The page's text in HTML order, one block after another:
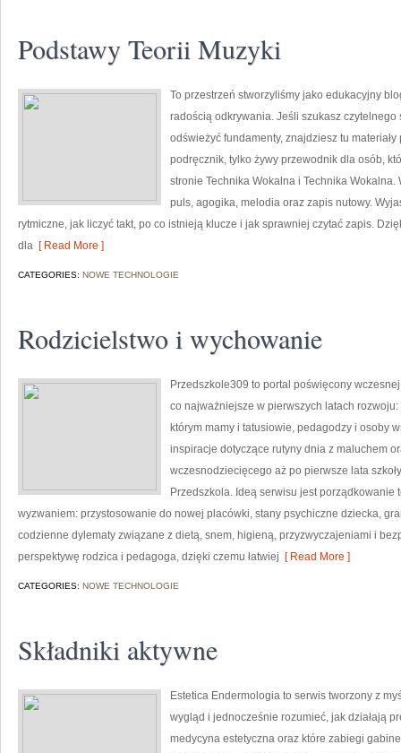
Podstawy Teorii Muzyki
To przestrzeń stworzyliśmy jako edukacyjny
radością odkrywania. Jeśli szukasz
odświeżyć fundamenty, znajdziesz tu
podręcznik, tylko żywy przewodnik dla osób,
stronie Technika Wokalna i Technika
puls, agogika, melodia oraz zapis nutowy.
rytmiczne, jak liczyć takt, po co istnieją klucze i jak sprawniej czytać zapis.
dla [ Read More ]
CATEGORIES: NOWE TECHNOLOGIE
Rodzicielstwo i wychowanie
Przedszkole309 to portal poświęcony
co najważniejsze w pierwszych latach
którym mamy i tatusiowie, pedagodzy i osoby
inspiracje dotyczące rutyny dnia z maluchem
wczesnodziecięcego aż po pierwsze lata
Przedszkola. Ideą serwisu jest porządkowanie
wyzwaniem: przystosowanie do nowej placówki, stany psychiczne dziecka,
codzienne dylematy związane z dietą, snem, higieną, przyzwyczajeniami i
perspektywę rodzica i pedagoga, dzięki czemu łatwiej [ Read More ]
CATEGORIES: NOWE TECHNOLOGIE
Składniki aktywne
Estetica Endermologia to serwis tworzony z
wygląd i jednocześnie rozumieć, jak działają
medycyna estetyczna oraz które zabiegi